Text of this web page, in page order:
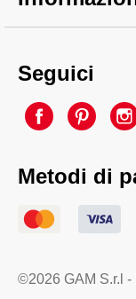
Seguici
Metodi di
©2026 GAM S.r.l -